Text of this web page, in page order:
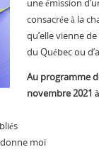
une émission
consacrée à la
qu’elle vienne
du Québec ou
Au programme
novembre 2021
moi